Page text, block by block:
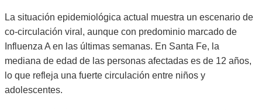
La situación epidemiológica actual muestra un escenario de
co-circulación viral, aunque con predominio marcado de
Influenza A en las últimas semanas. En Santa Fe, la
mediana de edad de las personas afectadas es de 12 años,
lo que refleja una fuerte circulación entre niños y
adolescentes.